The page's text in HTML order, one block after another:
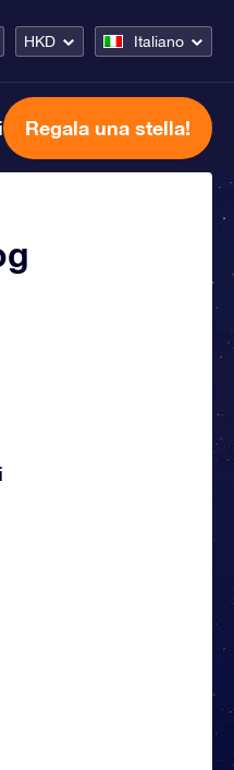
HKD Italiano
Regala una stella!